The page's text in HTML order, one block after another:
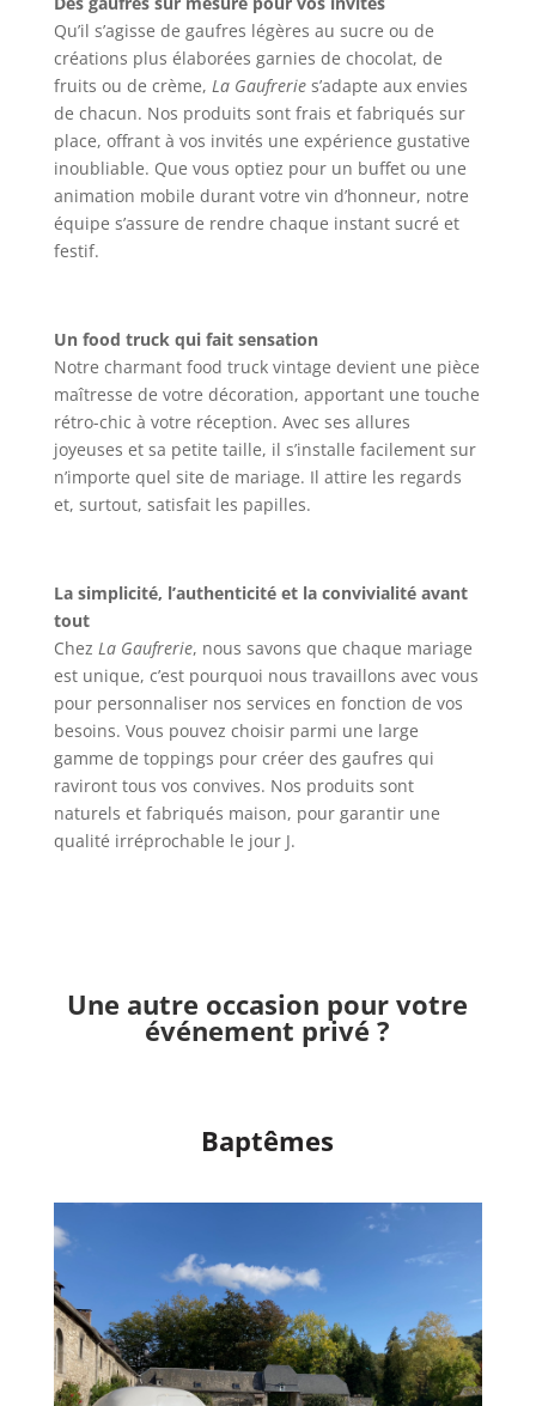
Qu’il s’agisse de gaufres légères au sucre ou de
créations plus élaborées garnies de chocolat, de
fruits ou de crème, La Gaufreries’adapte aux envies
de chacun. Nos produits sont frais et fabriqués sur
place, offrant à vos invités une expérience gustative
inoubliable. Que vous optiez pour un buffet ou une
animation mobile durant votre vin d’honneur, notre
équipe s’assure de rendre chaque instant sucré et
festif.
Un food truck qui fait sensation
Notre charmant food truck vintage devient une pièce
maîtresse de votre décoration, apportant une touche
rétro-chic à votre réception. Avec ses allures
joyeuses et sa petite taille, il s’installe facilement sur
n’importe quel site de mariage. Il attire les regards
et, surtout, satisfait les papilles.
La simplicité, l’authenticité et la convivialité avant
tout
Chez La Gaufrerie, nous savons que chaque mariage
est unique, c’est pourquoi nous travaillons avec vous
pour personnaliser nos services en fonction de vos
besoins. Vous pouvez choisir parmi une large
gamme de toppings pour créer des gaufres qui
raviront tous vos convives. Nos produits sont
naturels et fabriqués maison, pour garantir une
qualité irréprochable le jour J.
Une autre occasion pour votre
événement privé ?
Baptêmes